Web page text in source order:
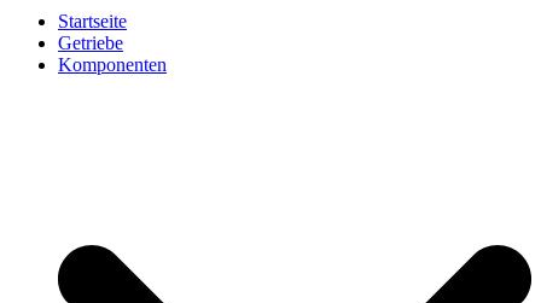
Startseite
Getriebe
Komponenten